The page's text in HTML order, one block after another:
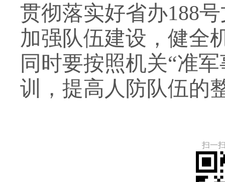
贯彻落实好省办188
加强队伍建设，健全
同时要按照机关“准
训，提高人防队伍的
扫一